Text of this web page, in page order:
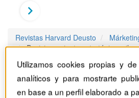
Revistas Harvard Deusto
Posicionamiento estratégico: pilar
Utilizamos cookies propias y
analíticos y para mostrarte
en base a un perfil elaborado a